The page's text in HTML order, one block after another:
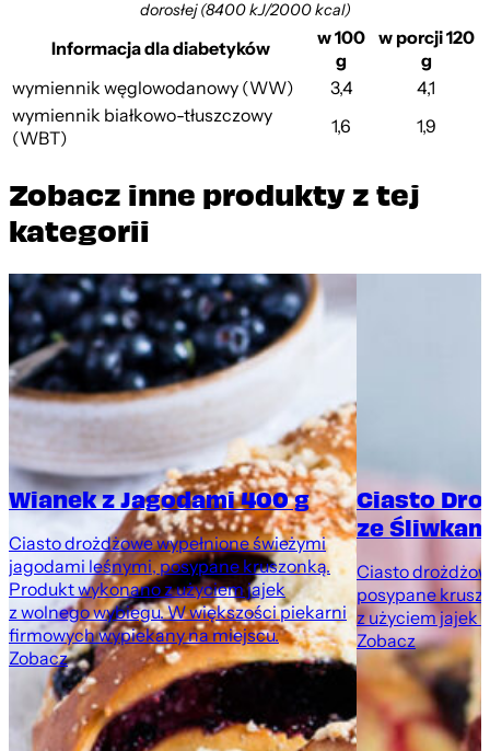
dorosłej (8400 kJ/2000 kcal)
Informacja dla diabetyków
w 100
g
w porcji 120
g
wymiennik węglowodanowy (WW)
3,4
4,1
wymiennik białkowo-tłuszczowy
(WBT)
1,6 1,9
Zobacz inne produkty z tej
kategorii
Wianek z Jagodami 400 g
Ciasto drożdżowe wypełnione świeżymi
jagodami leśnymi, posypane kruszonką.
Produkt wykonano z użyciem jajek
z wolnego wybiegu. W większości piekarni
firmowych wypiekany na miejscu.
Zobacz
Ciasto
ze
Ciasto
posypane
z użyciem jajek
Zobacz